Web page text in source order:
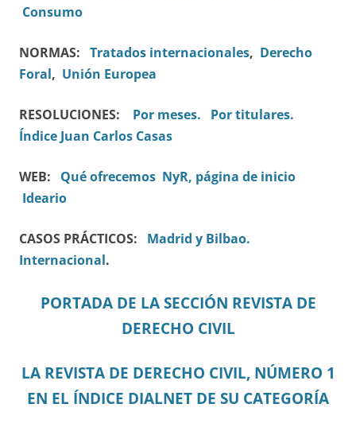
Consumo
NORMAS: Tratados internacionales, Derecho
Foral, Unión Europea
RESOLUCIONES: Por meses.
Por titulares.
Índice Juan Carlos Casas
WEB: Qué ofrecemos NyR, página de inicio
Ideario
CASOS PRÁCTICOS: Madrid y Bilbao.
Internacional.
PORTADA DE LA SECCIÓN REVISTA DE
DERECHO CIVIL
LA REVISTA DE DERECHO CIVIL, NÚMERO 1
EN EL ÍNDICE DIALNET DE SU CATEGORÍA